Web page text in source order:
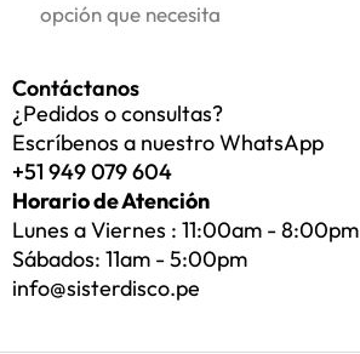
opción que necesita
Contáctanos
¿Pedidos o consultas?
Escríbenos a nuestro WhatsApp
+51 949 079 604
Horario de Atención
Lunes a Viernes : 11:00am - 8:00pm
Sábados: 11am - 5:00pm
info@sisterdisco.pe